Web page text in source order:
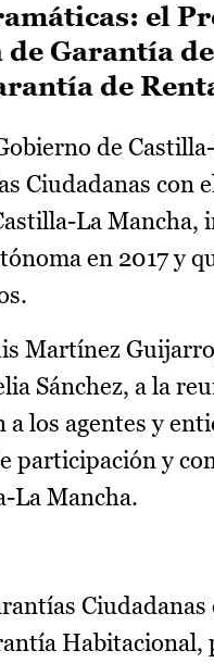
el
Garantía
de
de
Ciudadanas con
La Mancha,
en 2017 y
Martínez
Sánchez, a la
los agentes y
participación y
La Mancha.